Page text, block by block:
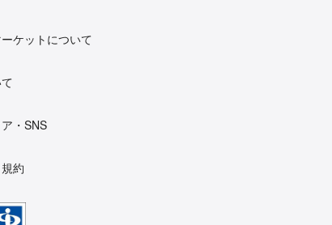
ケットについて
・SNS
約